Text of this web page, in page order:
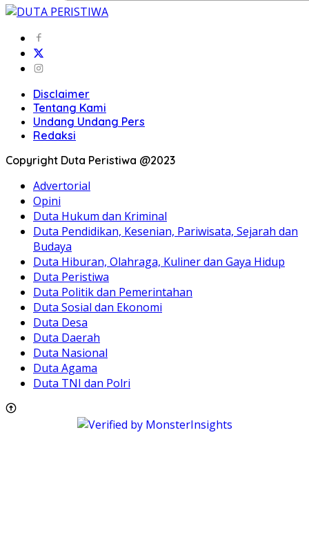
Disclaimer
Tentang Kami
Undang Undang Pers
Redaksi
Copyright Duta Peristiwa @2023
Advertorial
Opini
Duta Hukum dan Kriminal
Duta Pendidikan, Kesenian, Pariwisata, Sejarah dan
Budaya
Duta Hiburan, Olahraga, Kuliner dan Gaya Hidup
Duta Peristiwa
Duta Politik dan Pemerintahan
Duta Sosial dan Ekonomi
Duta Desa
Duta Daerah
Duta Nasional
Duta Agama
Duta TNI dan Polri